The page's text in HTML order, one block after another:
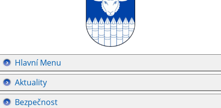
Hlavní Menu
Aktuality
Bezpečnost